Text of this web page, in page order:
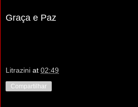
Graça e Paz
Litrazini at 02:49
Compartilhar